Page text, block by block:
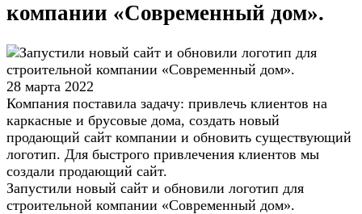
компании «Современный дом».
28 марта 2022
Компания поставила задачу: привлечь клиентов на
каркасные и брусовые дома, создать новый
продающий сайт компании и обновить существующий
логотип. Для быстрого привлечения клиентов мы
создали продающий сайт.
Запустили новый сайт и обновили логотип для
строительной компании «Современный дом».